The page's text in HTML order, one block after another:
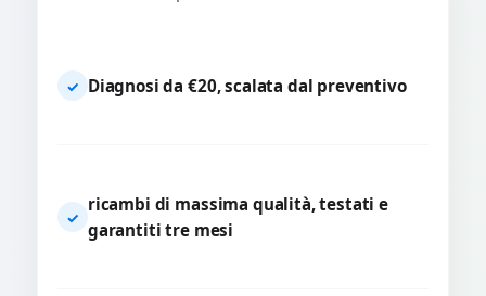
✓ Diagnosi da €20, scalata dal preventivo
✓
ricambi di massima qualità, testati e
garantiti tre mesi